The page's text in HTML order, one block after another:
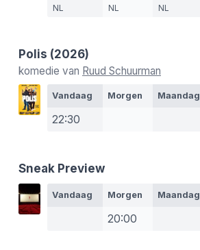
NL NL NL
Polis (2026)
komedie van Ruud Schuurman
Vandaag Morgen Maandag
22:30
Sneak Preview
Vandaag Morgen Maandag
20:00